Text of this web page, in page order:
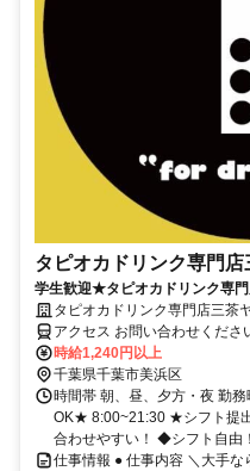
タピオカドリンク専門
学生歓迎★タピオカドリンク専
OK！髪型髪色自由★履歴書不要
タピオカドリンク専門店三茶
アクセス お問い合わせくださ
時給1,240円以上
千葉県千葉市美浜区
時間帯 朝、昼、夕方・夜 勤
OK★ 8:00~21:30 ★シフト提
合わせやすい！ ◆シフト自由
仕事情報 ● 仕事内容 ＼大手